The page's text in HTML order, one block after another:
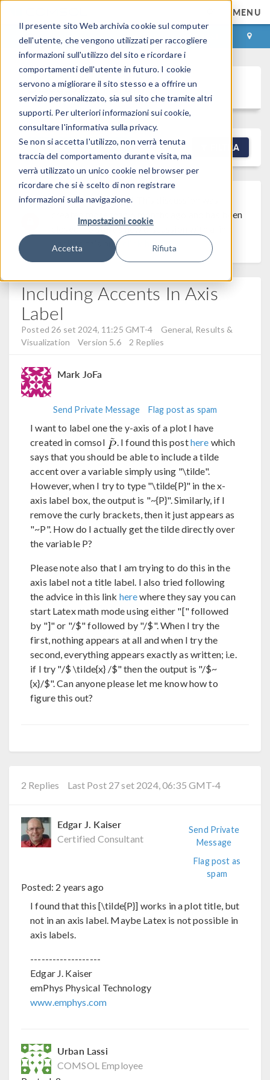
Il presente sito Web archivia cookie sul computer
dell'utente, che vengono utilizzati per raccogliere
informazioni sull'utilizzo del sito e ricordare i
comportamenti dell'utente in futuro. I cookie
servono a migliorare il sito stesso e a offrire un
servizio personalizzato, sia sul sito che tramite altri
supporti. Per ulteriori informazioni sui cookie,
consultare l'informativa sulla privacy.
Se non si accetta l'utilizzo, non verrà tenuta
traccia del comportamento durante visita, ma
verrà utilizzato un unico cookie nel browser per
ricordare che si è scelto di non registrare
informazioni sulla navigazione.
Impostazioni cookie
Accetta Rifiuta
MENU
ACCEDI CONTACT
Discussion Forum
NEW DISCUSSION FILTRA
Discussion Closed
created more than 6 months ago and has been
closed. To start a new discussion with a link
back to this one,
click here
Including Accents In Axis
Label
Posted 26 set 2024, 11:25 GMT-4
General, Results &
Visualization
Version 5.6 2 Replies
Mark JoFa
Send Private Message Flag post as spam
I want to label one the y-axis of a plot I have
created in comsol
. I found this posthere which
says that you should be able to include a tilde
accent over a variable simply using "\tilde".
However, when I try to type "\tilde{P}" in the x-
axis label box, the output is "~{P}". Similarly, if I
remove the curly brackets, then it just appears as
"~P". How do I actually get the tilde directly over
the variable P?
Please note also that I am trying to do this in the
axis label not a title label. I also tried following
the advice in this link herewhere they say you can
start Latex math mode using either "[" followed
by "]" or "/$" followed by "/$". When I try the
first, nothing appears at all and when I try the
second, everything appears exactly as written; i.e.
if I try "/$ \tilde{x} /$" then the output is "/$~
{x}/$". Can anyone please let me know how to
figure this out?
2 Replies Last Post 27 set 2024, 06:35 GMT-4
Edgar J. Kaiser
Certified Consultant
Send Private
Message
Flag post as
spam
Posted: 2 years ago
I found that this [\tilde{P}] works in a plot title, but
not in an axis label. Maybe Latex is not possible in
axis labels.
-------------------
Edgar J. Kaiser
emPhys Physical Technology
www.emphys.com
Urban Lassi
COMSOL Employee